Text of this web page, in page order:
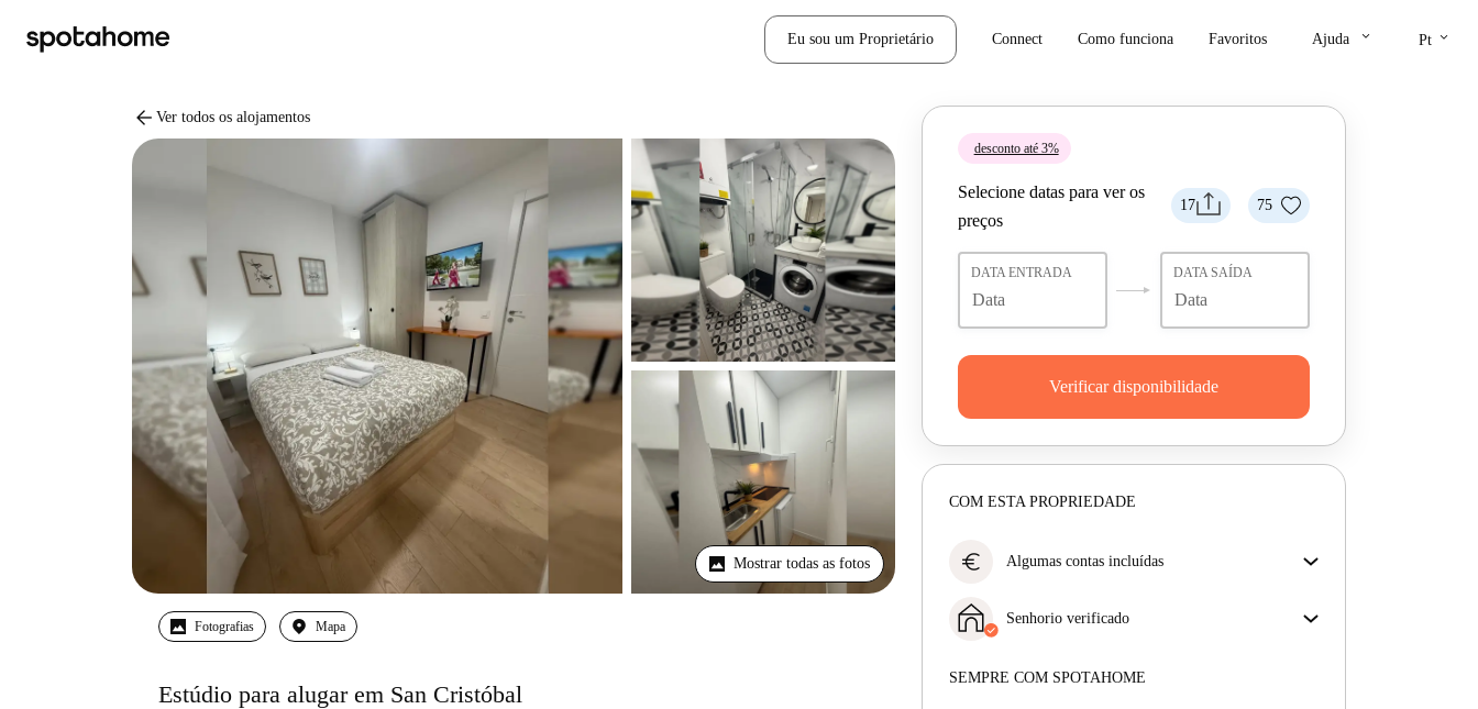
Eu sou um Proprietário Connect Como funciona Favoritos Ajuda keyboard_arrow_down Pt keyboard_arrow_down
arrow_back Ver todos os alojamentos
Mostrar todas as fotos
Fotografias Mapa
Estúdio para alugar em San Cristóbal
desconto até 3%
17 75
Selecione datas para ver os
preços
DATA ENTRADA DATA SAÍDA
Verificar disponibilidade
COM ESTA PROPRIEDADE
euro Algumas contas incluídas
Verifica a descrição do anúncio para ver quais as
despesas estão incluídas na tua renda e quais terás de
Senhorio verificado
Mais sobre este senhorio
SEMPRE COM SPOTAHOME